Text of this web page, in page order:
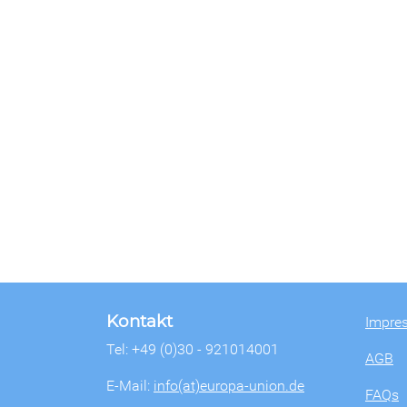
Kontakt
Tel: +49 (0)30 - 921014001
E-Mail: info(at)europa-union.de
AGB
FAQs